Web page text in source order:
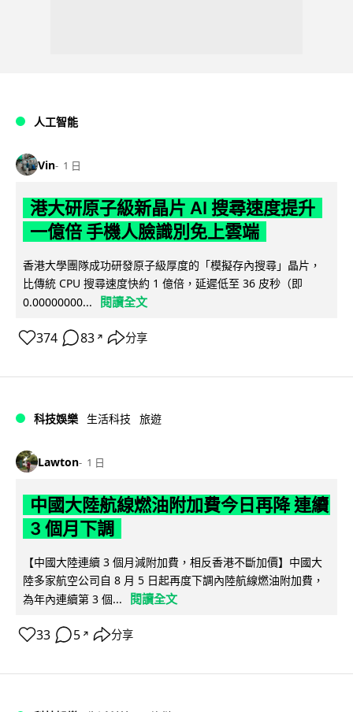
人工智能
Vin 1 日
港大研原子級新晶片 AI 搜尋速度提升
一億倍 手機人臉識別免上雲端
香港大學團隊成功研發原子級厚度的「模擬存內搜尋」晶片，
比傳統 CPU 搜尋速度快約 1 億倍，延遲低至 36 皮秒（即
0.00000000...
閱讀全文
374 83 ↗ 分享
科技娛樂 生活科技 旅遊
Lawton 1 日
中國大陸航線燃油附加費今日再降 連續
3 個月下調
【中國大陸連續 3 個月減附加費，相反香港不斷加價】中國大
陸多家航空公司自 8 月 5 日起再度下調內陸航線燃油附加費，
為年內連續第 3 個...
閱讀全文
33 5 ↗ 分享